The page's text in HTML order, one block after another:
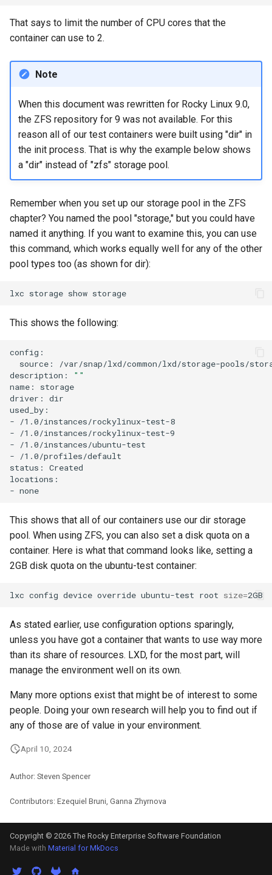
That says to limit the number of CPU cores that the
container can use to 2.
Note
When this document was rewritten for Rocky Linux 9.0,
the ZFS repository for 9 was not available. For this
reason all of our test containers were built using "dir" in
the init process. That is why the example below shows
a "dir" instead of "zfs" storage pool.
Remember when you set up our storage pool in the ZFS
chapter? You named the pool "storage," but you could have
named it anything. If you want to examine this, you can use
this command, which works equally well for any of the other
pool types too (as shown for dir):
lxc storage show
This shows the following:
source:
/var/snap/lxd/common/lxd/storage-pools/
description:
""
name:
storage
driver:
dir
used_by:
-
/1.0/instances/rockylinux-test-8
-
/1.0/instances/rockylinux-test-9
-
/1.0/instances/ubuntu-test
-
/1.0/profiles/default
status:
Created
locations:
-
This shows that all of our containers use our dir storage
pool. When using ZFS, you can also set a disk quota on a
container. Here is what that command looks like, setting a
2GB disk quota on the ubuntu-test container:
lxc config device override ubuntu-test root size=
As stated earlier, use configuration options sparingly,
unless you have got a container that wants to use way more
than its share of resources. LXD, for the most part, will
manage the environment well on its own.
Many more options exist that might be of interest to some
people. Doing your own research will help you to find out if
any of those are of value in your environment.
April 10, 2024
Author: Steven Spencer
Contributors: Ezequiel Bruni, Ganna Zhyrnova
Copyright © 2026 The Rocky Enterprise Software Foundation
Made with Material for MkDocs